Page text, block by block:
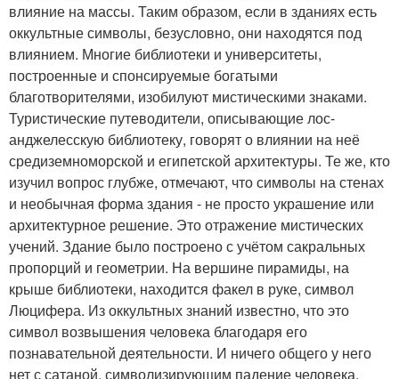
влияние на массы. Таким образом, если в зданиях есть
оккультные символы, безусловно, они находятся под
влиянием. Многие библиотеки и университеты,
построенные и спонсируемые богатыми
благотворителями, изобилуют мистическими знаками.
Туристические путеводители, описывающие лос-
анджелесскую библиотеку, говорят о влиянии на неё
средиземноморской и египетской архитектуры. Те же, кто
изучил вопрос глубже, отмечают, что символы на стенах
и необычная форма здания - не просто украшение или
архитектурное решение. Это отражение мистических
учений. Здание было построено с учётом сакральных
пропорций и геометрии. На вершине пирамиды, на
крыше библиотеки, находится факел в руке, символ
Люцифера. Из оккультных знаний известно, что это
символ возвышения человека благодаря его
познавательной деятельности. И ничего общего у него
нет с сатаной, символизирующим падение человека.